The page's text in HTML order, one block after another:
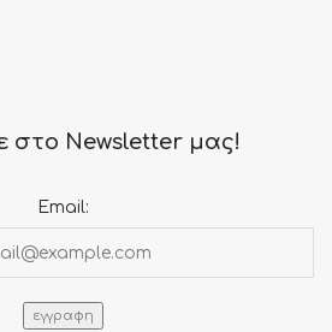
στο Newsletter μας!
Email: